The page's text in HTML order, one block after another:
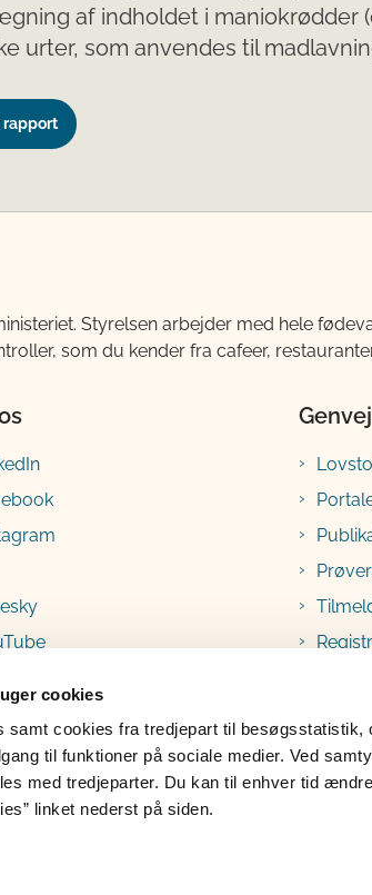
cookies
samt cookies fra tredjepart til besøgsstatistik,
til funktioner på sociale medier. Ved
med tredjeparter. Du kan til enhver tid
linket nederst på siden.
af indholdet i maniokrødder
urter, som anvendes til
rapport
Styrelsen arbejder med hele
som du kender fra cafeer,